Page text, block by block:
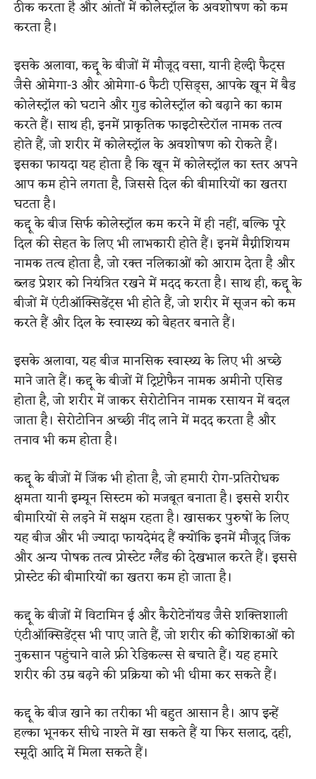
ठीक करता है और आंतों में कोलेस्ट्रॉल के अवशोषण को कम
करता है।
इसके अलावा, कद्दू के बीजों में मौजूद वसा, यानी हेल्दी फैट्स
जैसे ओमेगा-3 और ओमेगा-6 फैटी एसिड्स, आपके खून में बैड
कोलेस्ट्रॉल को घटाने और गुड कोलेस्ट्रॉल को बढ़ाने का काम
करते हैं। साथ ही, इनमें प्राकृतिक फाइटोस्टेरॉल नामक तत्व
होते हैं, जो शरीर में कोलेस्ट्रॉल के अवशोषण को रोकते हैं।
इसका फायदा यह होता है कि खून में कोलेस्ट्रॉल का स्तर अपने
आप कम होने लगता है, जिससे दिल की बीमारियों का खतरा
घटता है।
कद्दू के बीज सिर्फ कोलेस्ट्रॉल कम करने में ही नहीं, बल्कि पूरे
दिल की सेहत के लिए भी लाभकारी होते हैं। इनमें मैग्नीशियम
नामक तत्व होता है, जो रक्त नलिकाओं को आराम देता है और
ब्लड प्रेशर को नियंत्रित रखने में मदद करता है। साथ ही, कद्दू के
बीजों में एंटीऑक्सिडेंट्स भी होते हैं, जो शरीर में सूजन को कम
करते हैं और दिल के स्वास्थ्य को बेहतर बनाते हैं।
इसके अलावा, यह बीज मानसिक स्वास्थ्य के लिए भी अच्छे
माने जाते हैं। कद्दू के बीजों में ट्रिप्टोफैन नामक अमीनो एसिड
होता है, जो शरीर में जाकर सेरोटोनिन नामक रसायन में बदल
जाता है। सेरोटोनिन अच्छी नींद लाने में मदद करता है और
तनाव भी कम होता है।
कद्दू के बीजों में जिंक भी होता है, जो हमारी रोग-प्रतिरोधक
क्षमता यानी इम्यून सिस्टम को मजबूत बनाता है। इससे शरीर
बीमारियों से लड़ने में सक्षम रहता है। खासकर पुरुषों के लिए
यह बीज और भी ज्यादा फायदेमंद हैं क्योंकि इनमें मौजूद जिंक
और अन्य पोषक तत्व प्रोस्टेट ग्लैंड की देखभाल करते हैं। इससे
प्रोस्टेट की बीमारियों का खतरा कम हो जाता है।
कद्दू के बीजों में विटामिन ई और कैरोटेनॉयड जैसे शक्तिशाली
एंटीऑक्सिडेंट्स भी पाए जाते हैं, जो शरीर की कोशिकाओं को
नुकसान पहुंचाने वाले फ्री रेडिकल्स से बचाते हैं। यह हमारे
शरीर की उम्र बढ़ने की प्रक्रिया को भी धीमा कर सकते हैं।
कद्दू के बीज खाने का तरीका भी बहुत आसान है। आप इन्हें
हल्का भूनकर सीधे नाश्ते में खा सकते हैं या फिर सलाद, दही,
स्मूदी आदि में मिला सकते हैं।